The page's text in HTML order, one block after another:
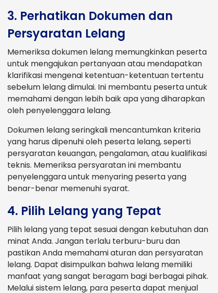
3. Perhatikan Dokumen dan
Persyaratan Lelang
Memeriksa dokumen lelang memungkinkan peserta
untuk mengajukan pertanyaan atau mendapatkan
klarifikasi mengenai ketentuan-ketentuan tertentu
sebelum lelang dimulai. Ini membantu peserta untuk
memahami dengan lebih baik apa yang diharapkan
oleh penyelenggara lelang.
Dokumen lelang seringkali mencantumkan kriteria
yang harus dipenuhi oleh peserta lelang, seperti
persyaratan keuangan, pengalaman, atau kualifikasi
teknis. Memeriksa persyaratan ini membantu
penyelenggara untuk menyaring peserta yang
benar-benar memenuhi syarat.
4. Pilih Lelang yang Tepat
Pilih lelang yang tepat sesuai dengan kebutuhan dan
minat Anda. Jangan terlalu terburu-buru dan
pastikan Anda memahami aturan dan persyaratan
lelang. Dapat disimpulkan bahwa lelang memiliki
manfaat yang sangat beragam bagi berbagai pihak.
Melalui sistem lelang, para peserta dapat menjual